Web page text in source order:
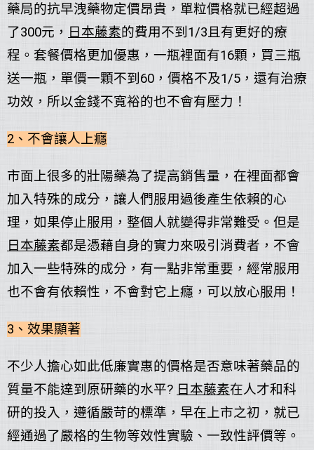
藥局的抗早洩藥物定價昂貴，單粒價格就已經超過
了300元， 日本藤素的費用不到1/3且有更好的療
程。套餐價格更加優惠，一瓶裡面有16顆，買三瓶
送一瓶，單價一顆不到60，價格不及1/5，還有治療
功效，所以金錢不寬裕的也不會有壓力！
2、不會讓人上癮
市面上很多的壯陽藥為了提高銷售量，在裡面都會
加入特殊的成分，讓人們服用過後產生依賴的心
理，如果停止服用，整個人就變得非常難受。但是
日本藤素都是憑藉自身的實力來吸引消費者，不會
加入一些特殊的成分，有一點非常重要，經常服用
也不會有依賴性，不會對它上癮，可以放心服用！
3、效果顯著
不少人擔心如此低廉實惠的價格是否意味著藥品的
質量不能達到原研藥的水平? 日本藤素在人才和科
研的投入，遵循嚴苛的標準，早在上市之初，就已
經通過了嚴格的生物等效性實驗、一致性評價等。